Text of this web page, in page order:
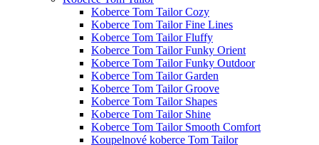
Koberce Tom Tailor Cozy
Koberce Tom Tailor Fine Lines
Koberce Tom Tailor Fluffy
Koberce Tom Tailor Funky Orient
Koberce Tom Tailor Funky Outdoor
Koberce Tom Tailor Garden
Koberce Tom Tailor Groove
Koberce Tom Tailor Shapes
Koberce Tom Tailor Shine
Koberce Tom Tailor Smooth Comfort
Koupelnové koberce Tom Tailor